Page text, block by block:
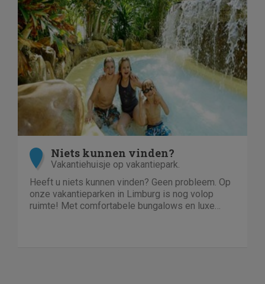
Niets kunnen vinden?
Vakantiehuisje op vakantiepark.
Heeft u niets kunnen vinden? Geen probleem. Op
onze vakantieparken in Limburg is nog volop
ruimte! Met comfortabele bungalows en luxe